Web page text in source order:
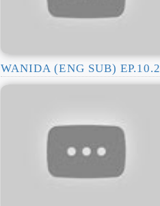
WANIDA (ENG SUB) EP.10.2